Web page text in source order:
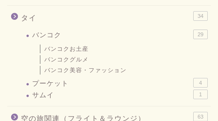
タイ 34
バンコク 29
バンコクお土産
バンコクグルメ
バンコク美容・ファッション
プーケット 4
サムイ 1
空の旅関連（フライト＆ラウンジ） 63